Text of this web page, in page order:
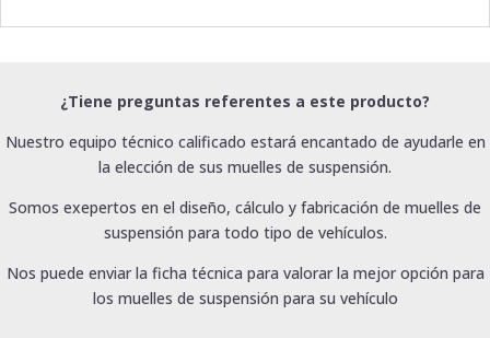
¿Tiene preguntas referentes a este producto?
Nuestro equipo técnico calificado estará encantado de ayudarle en
la elección de sus muelles de suspensión.
Somos exepertos en el diseño, cálculo y fabricación de muelles de
suspensión para todo tipo de vehículos.
Nos puede enviar la ficha técnica para valorar la mejor opción para
los muelles de suspensión para su vehículo